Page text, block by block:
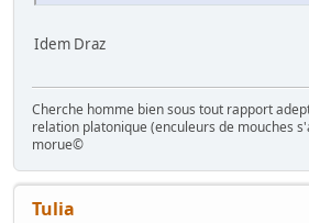
Idem Draz
Cherche homme bien sous tout rapport
relation platonique (enculeurs de mouches
morue©
Tulia